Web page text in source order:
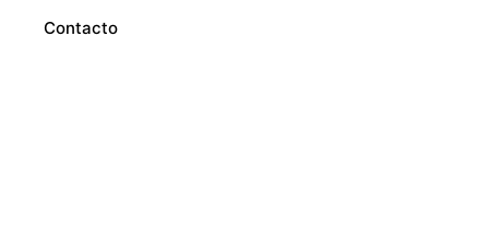
Contacto